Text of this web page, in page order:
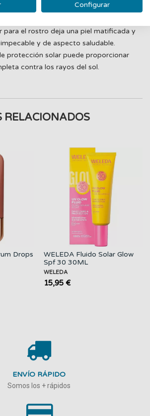
tu piel, brinda un acabado difuminado y
para el rostro deja una piel matificada y
y de aspecto saludable.
protección solar puede proporcionar
contra los rayos del sol.
RELACIONADOS
Drops
WELEDA Fluido Solar Glow
Spf 30 30ML
WELEDA
15,95 €
ENVÍO RÁPIDO
Somos los + rápidos
Configurar